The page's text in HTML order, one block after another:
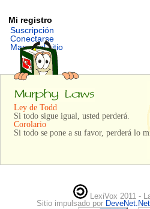
Mi registro
Suscripción
Conectarse
Mapa del sitio
Ley de Todd
Si todo sigue igual, usted perderá.
Corolario
Si todo se pone a su favor, perderá lo
LexiVox 2011 -
Sitio impulsado por DeveNet.Net